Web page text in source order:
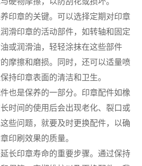
印章的关键。可以选择定期对印章
滑印章的活动部件，如转轴和固定
或润滑油，轻轻涂抹在这些部件
摩擦和磨损。同时，还可以适量喷
持印章表面的清洁和卫生。
也是保养的一部分。印章配件如橡
时间的使用后会出现老化、裂口或
些问题，就要及时更换配件，以确
印刷效果的质量。
长印章寿命的重要步骤。通过保持